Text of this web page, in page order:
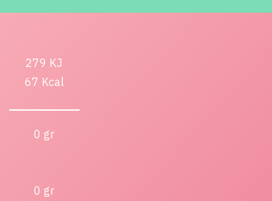
279 KJ
67 Kcal
0 gr
0 gr